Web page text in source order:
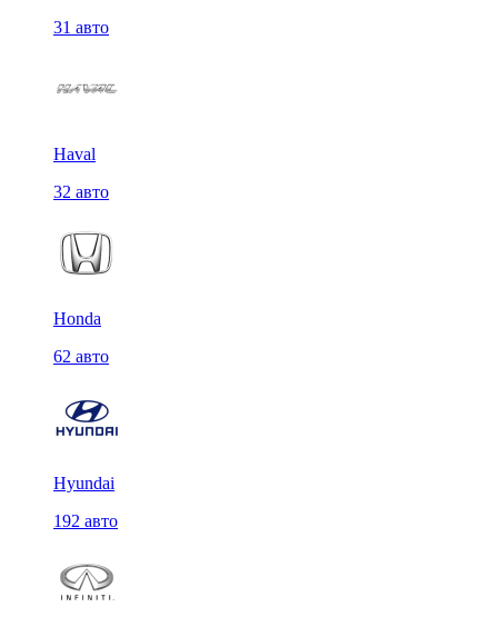
31 авто
Haval
32 авто
Honda
62 авто
Hyundai
192 авто